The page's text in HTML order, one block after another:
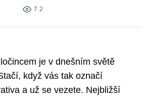
7.2
je v dnešním světě
když vás tak označí
a už se vezete. Nejbližší